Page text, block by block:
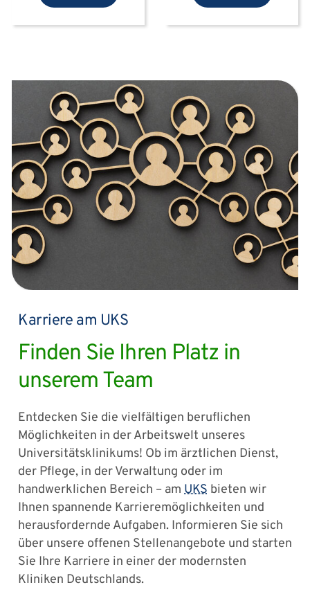
Karriere am UKS
Finden Sie Ihren Platz in
unserem Team
Entdecken Sie die vielfältigen beruflichen
Möglichkeiten in der Arbeitswelt unseres
Universitätsklinikums! Ob im ärztlichen Dienst,
der Pflege, in der Verwaltung oder im
handwerklichen Bereich – am UKS bieten wir
Ihnen spannende Karrieremöglichkeiten und
herausfordernde Aufgaben. Informieren Sie sich
über unsere offenen Stellenangebote und starten
Sie Ihre Karriere in einer der modernsten
Kliniken Deutschlands.